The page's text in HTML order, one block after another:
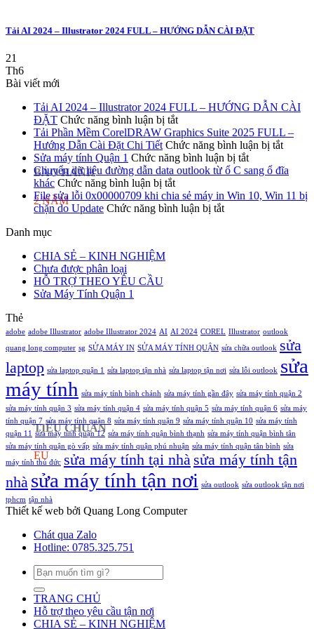
BẢO HÀNH
2 NĂM
TIÊU CHUẨN
EU
Tải AI 2024 – Illustrator 2024 FULL – HƯỚNG DẪN CÀI ĐẶT
21
Th6
Bài viết mới
Tải AI 2024 – Illustrator 2024 FULL – HƯỚNG DẪN CÀI
ĐẶT Chức năng bình luận bị tắtở
Tải
AI
2024
–
2024
FULL
Tải Phần Mềm CorelDRAW Graphics Suite 2025 FULL –
Hướng Dẫn Cài Đặt Chi Tiết Chức năng bình luận bị tắtở
Phần
Tiết
Sửa máy tính Quận 1 Chức năng bình luận bị tắtở
Sửa
tính
Chuyển dữ liệu đường dẫn data outlook từ ổ C sang ổ đĩa
khác Chức năng bình luận bị tắtở
Chuyển
dữ
ổ
đĩa
File sửa lỗi 0x00000709 khi chia sẻ máy in Win 10, Win 11 bị
chặn do Update Chức năng bình luận bị tắtở
Win
10,
11
chặn
do
Update
Danh mục
CHIA SẺ – KINH NGHIỆM
Chưa được phân loại
HỖ TRỢ THEO YÊU CẦU
Sửa Máy Tính Quận 1
Thẻ
adobe adobe Illustrator adobe Illustrator 2024 AI AI 2024 COREL Illustrator outlook
quang long computer sg SỬA MÁY IN SỬA MÁY TÍNH QUẬN sửa chữa outlook sửa
laptop sửa laptop quận 1 sửa laptop tận nhà sửa laptop tận nơi sửa lỗi outlook sửa
máy tính sửa máy tính bình chánh sửa máy tính gần đây sửa máy tính quận 2
sửa máy tính quận 3 sửa máy tính quận 4 sửa máy tính quận 5 sửa máy tính quận 6 sửa máy
tính quận 7 sửa máy tính quận 8 sửa máy tính quận 9 sửa máy tính quận 10 sửa máy tính
quận 11
sửa máy tính quận 12 sửa máy tính quận bình thạnh sửa máy tính quận bình tân
sửa máy tính quận gò vấp sửa máy tính quận phú nhuận sửa máy tính quận tân bình sửa
máy tính thủ đức sửa máy tính tại nhà sửa máy tính tận
nhà sửa máy tính tận nơi sửa outlook sửa outlook tận nơi
tphcm tận nhà
Thiết kế web bởi Quang Long Computer
Chát qua Zalo
Hotline: 0785.325.751
Tìm
kiếm:
TRANG CHỦ
Hỗ trợ theo yêu cầu tận nơi
CHIA SẺ – KINH NGHIỆM